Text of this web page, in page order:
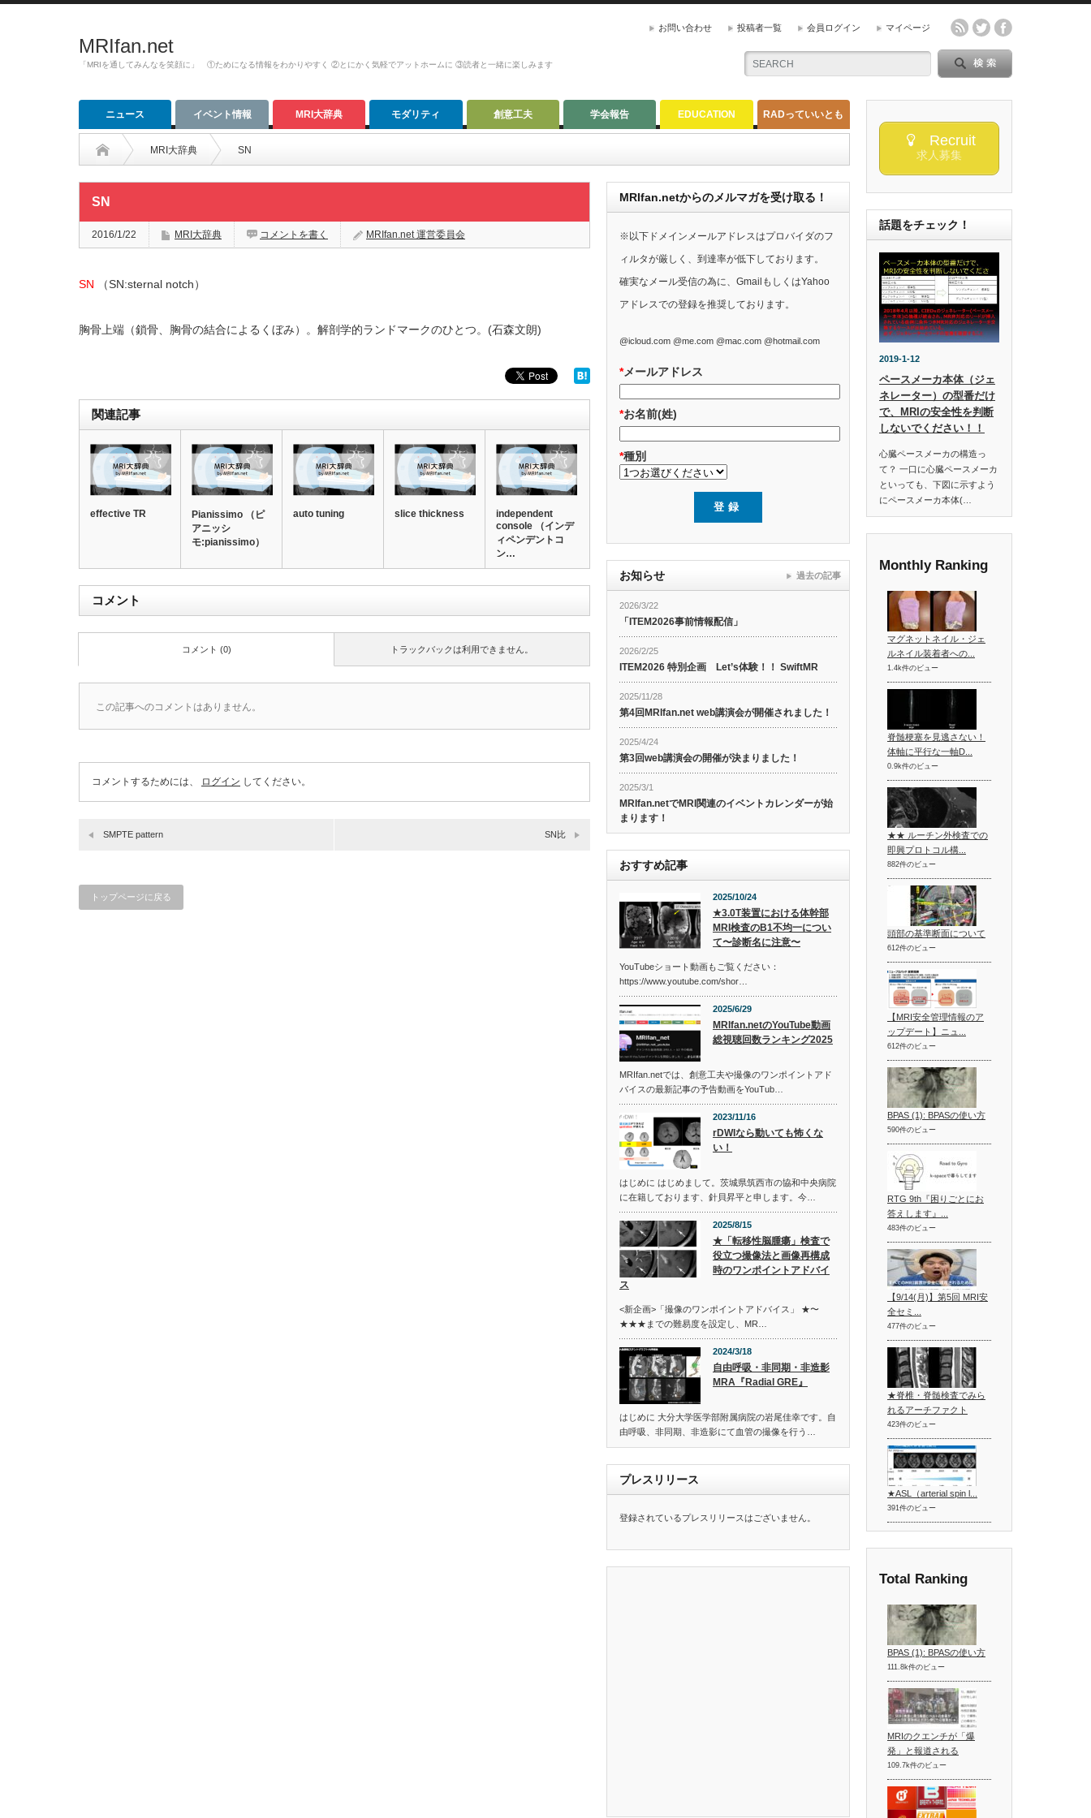
MRIfan.net
「MRIを通してみんなを笑顔に」 ①ためになる情報をわかりやすく ②とにかく気軽でアットホームに ③読者と一緒に楽しみます
お問い合わせ 投稿者一覧 会員ログイン マイページ
ニュース イベント情報 MRI大辞典 モダリティ 創意工夫 学会報告 EDUCATION RADっていいとも
MRI大辞典 SN
SN
2016/1/22 MRI大辞典 コメントを書く MRIfan.net 運営委員会
SN （SN:sternal notch）
胸骨上端（鎖骨、胸骨の結合によるくぼみ）。解剖学的ランドマークのひとつ。(石森文朗)
関連記事
effective TR
Pianissimo （ピ
アニッシ
モ:pianissimo）
auto tuning slice thickness
independent
console （インデ
ィペンデントコ
ン…
コメント
トラックバックは利用できません。
コメント (0)
この記事へのコメントはありません。
コメントするためには、 ログイン してください。
SMPTE pattern SN比
トップページに戻る
MRIfan.netからのメルマガを受け取る！
※以下ドメインメールアドレスはプロバイダのフ
ィルタが厳しく、到達率が低下しております。
確実なメール受信の為に、GmailもしくはYahoo
アドレスでの登録を推奨しております。
@icloud.com @me.com @mac.com @hotmail.com
*メールアドレス
*お名前(姓)
*種別
お知らせ
2026/3/22
「ITEM2026事前情報配信」
2026/2/25
ITEM2026 特別企画 Let’s体験！！ SwiftMR
2025/11/28
第4回MRIfan.net web講演会が開催されました！
2025/4/24
第3回web講演会の開催が決まりました！
2025/3/1
MRIfan.netでMRI関連のイベントカレンダーが始
まります！
過去の記事
おすすめ記事
2025/10/24
★3.0T装置における体幹部
MRI検査のB1不均一につい
て〜診断名に注意〜
YouTubeショート動画もご覧ください：
https://www.youtube.com/shor…
2025/6/29
MRIfan.netのYouTube動画
総視聴回数ランキング2025
MRIfan.netでは、創意工夫や撮像のワンポイントアド
バイスの最新記事の予告動画をYouTub…
2023/11/16
rDWIなら動いても怖くな
い！
はじめに はじめまして。茨城県筑西市の協和中央病院
に在籍しております、針貝昇平と申します。今…
2025/8/15
★「転移性脳腫瘍」検査で
役立つ撮像法と画像再構成
時のワンポイントアドバイ
ス
<新企画>「撮像のワンポイントアドバイス」 ★〜
★★★までの難易度を設定し、MR…
2024/3/18
自由呼吸・非同期・非造影
MRA『Radial GRE』
はじめに 大分大学医学部附属病院の岩尾佳幸です。自
由呼吸、非同期、非造影にて血管の撮像を行う…
プレスリリース
登録されているプレスリリースはございません。
Recruit
求人募集
話題をチェック！
2019-1-12
ペースメーカ本体（ジェ
ネレーター）の型番だけ
で、MRIの安全性を判断
しないでください！！
心臓ペースメーカの構造っ
て？ 一口に心臓ペースメーカ
といっても、下図に示すよう
にペースメーカ本体(…
Monthly Ranking
マグネットネイル・ジェ
ルネイル装着者への...
1.4k件のビュー
脊髄梗塞を見逃さない！
体軸に平行な一軸D...
0.9k件のビュー
★★ ルーチン外検査での
即興プロトコル構...
882件のビュー
頭部の基準断面について
612件のビュー
【MRI安全管理情報のア
ップデート】ニュ...
612件のビュー
BPAS (1): BPASの使い方
590件のビュー
RTG 9th『困りごとにお
答えします』...
483件のビュー
【9/14(月)】第5回 MRI安
全セミ...
477件のビュー
★脊椎・脊髄検査でみら
れるアーチファクト
423件のビュー
★ASL（arterial spin l...
391件のビュー
Total Ranking
BPAS (1): BPASの使い方
111.8k件のビュー
MRIのクエンチが「爆
発」と報道される
109.7k件のビュー